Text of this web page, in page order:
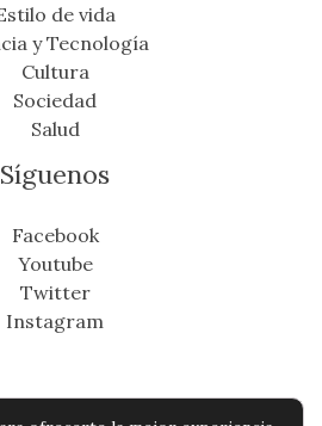
de vida
y Tecnología
Cultura
Sociedad
Salud
Síguenos
Facebook
Youtube
Twitter
Instagram